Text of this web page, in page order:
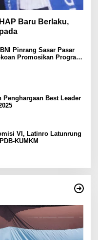
Baru Berlaku,
Pinrang Sasar Pasar
Promosikan Program
Best Leader
VI, Latinro Latunrung
KUMKM